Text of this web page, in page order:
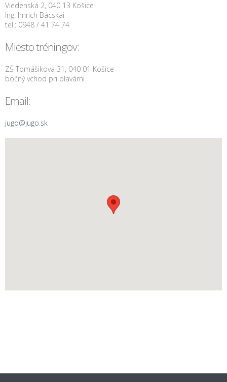
Viedenská 2, 040 13 Košice
Ing. Imrich Bácskai
tel.: 0948 / 41 74 74
Miesto tréningov:
ZŠ Tomášikova 31, 040 01 Košice
bočný vchod pri plavárni
Email:
jugo@jugo.sk